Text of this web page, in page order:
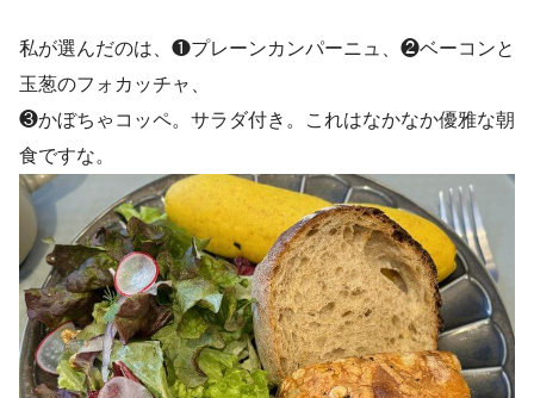
私が選んだのは、❶プレーンカンパーニュ、❷ベーコンと
玉葱のフォカッチャ、
❸かぼちゃコッペ。サラダ付き。これはなかなか優雅な朝
食ですな。